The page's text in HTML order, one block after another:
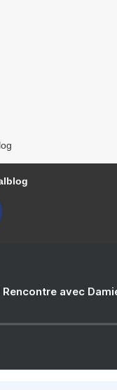
avec